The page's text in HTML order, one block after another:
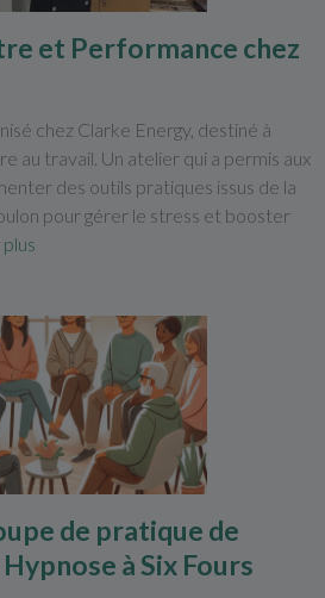
et Performance chez
chez Clarke Energy, destiné à
au travail. Un atelier qui a permis aux
des outils pratiques issus de la
pour gérer le stress et booster
de pratique de
à Six Fours